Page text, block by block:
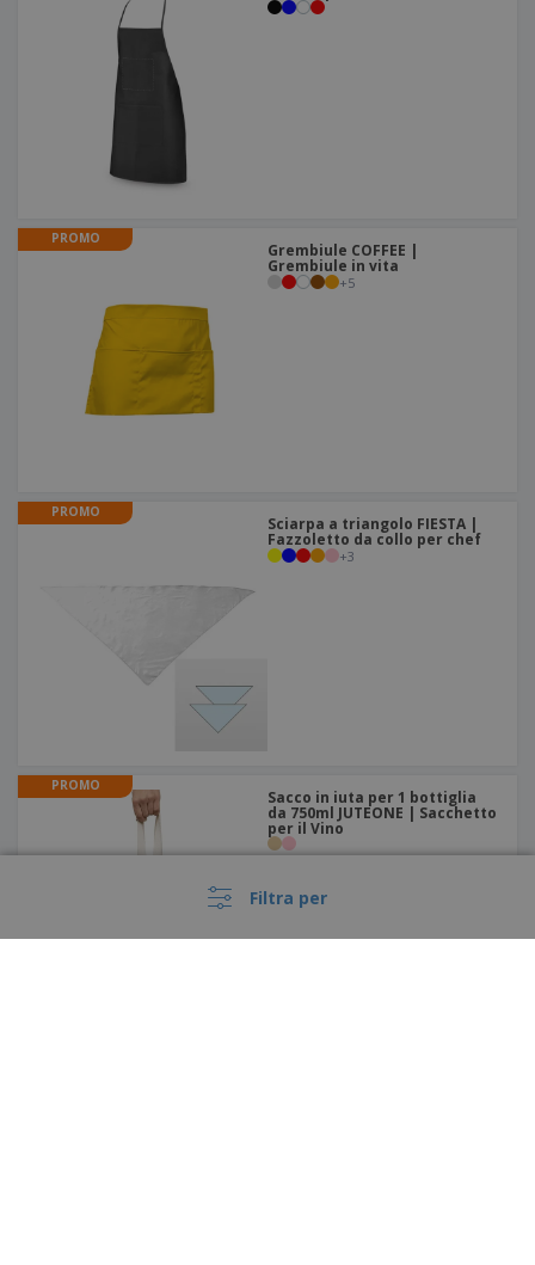
Filtra per
PROMO
Grembiule COFFEE |
Grembiule in vita
+5
PROMO
Sciarpa a triangolo FIESTA |
Fazzoletto da collo per chef
+3
PROMO
Sacco in iuta per 1 bottiglia
da 750ml JUTEONE | Sacchetto
per il Vino